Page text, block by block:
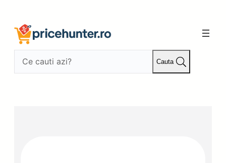
conținut
Cauta